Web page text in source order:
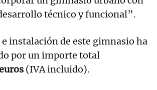
técnico y funcional”.
instalación de este gimnasio ha
por un importe total
(IVA incluido).